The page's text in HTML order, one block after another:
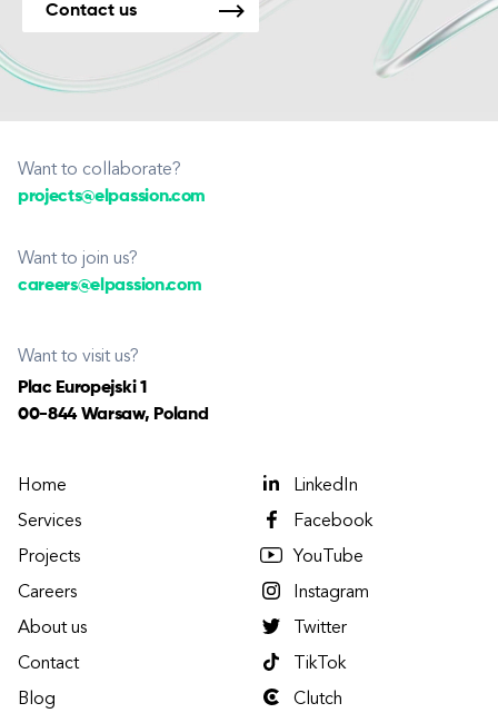
Contact us
Want to collaborate?
projects@elpassion.com
Want to join us?
careers@elpassion.com
Want to visit us?
Plac Europejski 1
00-844 Warsaw, Poland
Home
Services
Projects
Careers
About us
Contact
Blog
LinkedIn
Facebook
YouTube
Instagram
Twitter
TikTok
Clutch